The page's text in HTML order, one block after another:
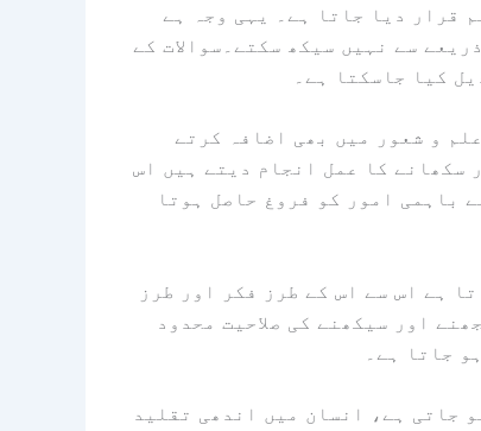
قرار دیا جاتا ہے۔ یہی وجہ ہے
سے نہیں سیکھ سکتے۔سوالات کے
کیا جاسکتا ہے۔
و شعور میں بھی اضافہ کرتے
سکھانے کا عمل انجام دیتے ہیں اس
باہمی امور کو فروغ حاصل ہوتا
ہے اس سے اس کے طرز فکر اور طرز
اور سیکھنے کی صلاحیت محدود
جاتا ہے۔
جاتی ہے، انسان میں اندھی تقلید